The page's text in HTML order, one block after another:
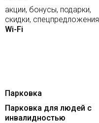
акции, бонусы, подарки,
скидки, спецпредложения
Wi-Fi
Парковка
Парковка для людей с
инвалидностью